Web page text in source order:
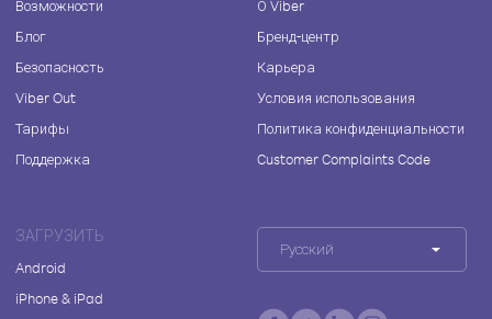
Возможности
Блог
Безопасность
Viber Out
Тарифы
Поддержка
О Viber
Бренд-центр
Карьера
Условия использования
Политика конфиденциальности
Customer Complaints Code
ЗАГРУЗИТЬ
Android
iPhone & iPad
Русский